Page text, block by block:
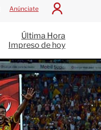
Anúnciate
I
c
i
a
r
S
e
s
i
ó
n
Última Hora
Impreso de hoy